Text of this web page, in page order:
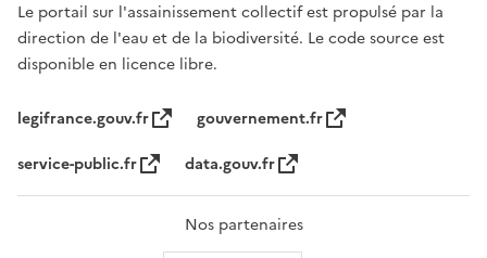
Le portail sur l'assainissement collectif est propulsé par la
direction de l'eau et de la biodiversité. Le code source est
disponible en licence libre.
legifrance.gouv.fr
gouvernement.fr
service-public.fr
data.gouv.fr
Nos partenaires